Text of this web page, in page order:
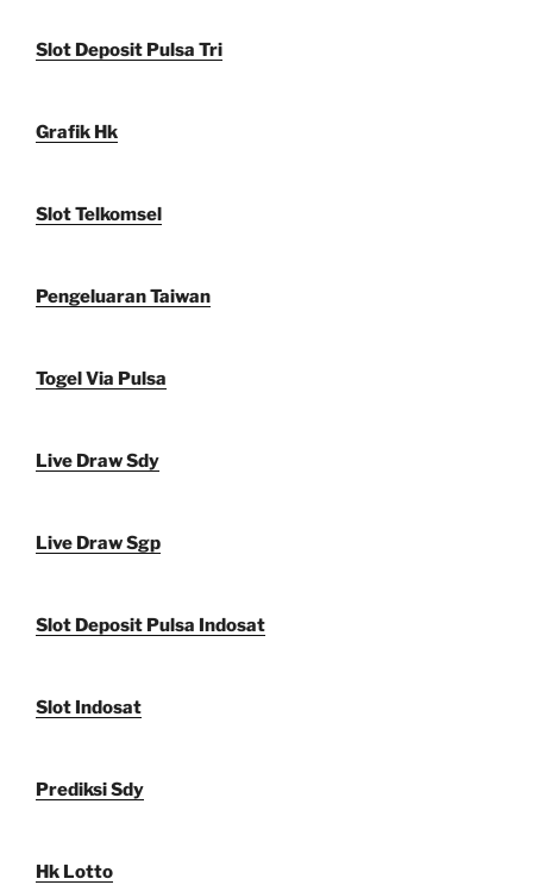
Slot Deposit Pulsa Tri
Grafik Hk
Slot Telkomsel
Pengeluaran Taiwan
Togel Via Pulsa
Live Draw Sdy
Live Draw Sgp
Slot Deposit Pulsa Indosat
Slot Indosat
Prediksi Sdy
Hk Lotto